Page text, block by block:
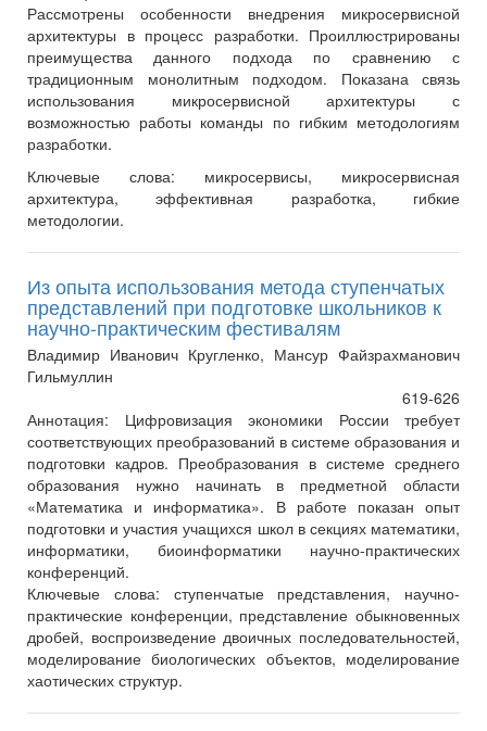
Рассмотрены особенности внедрения микросервисной
архитектуры в процесс разработки. Проиллюстрированы
преимущества данного подхода по сравнению с
традиционным монолитным подходом. Показана связь
использования микросервисной архитектуры с
возможностью работы команды по гибким методологиям
разработки.
Ключевые слова: микросервисы, микросервисная
архитектура, эффективная разработка, гибкие
методологии.
Из опыта использования метода ступенчатых
представлений при подготовке школьников к
научно-практическим фестивалям
Владимир Иванович Кругленко, Мансур Файзрахманович
Гильмуллин
619-626
Аннотация: Цифровизация экономики России требует
соответствующих преобразований в системе образования и
подготовки кадров. Преобразования в системе среднего
образования нужно начинать в предметной области
«Математика и информатика». В работе показан опыт
подготовки и участия учащихся школ в секциях математики,
информатики, биоинформатики научно-практических
конференций.
Ключевые слова: ступенчатые представления, научно-
практические конференции, представление обыкновенных
дробей, воспроизведение двоичных последовательностей,
моделирование биологических объектов, моделирование
хаотических структур.